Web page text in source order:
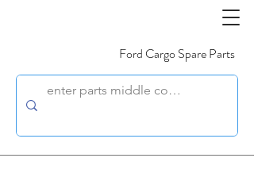
Ford Cargo Spare Parts